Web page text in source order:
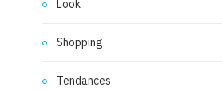
Look
Shopping
Tendances